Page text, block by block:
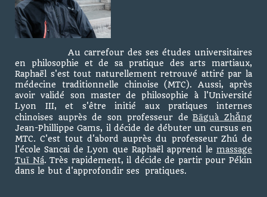
Au carrefour des ses études universitaires
en philosophie et de sa pratique des arts martiaux,
Raphaël s'est tout naturellement retrouvé attiré par la
médecine traditionnelle chinoise (MTC). Aussi, après
avoir validé son master de philosophie à l'Université
Lyon III, et s'être initié aux pratiques internes
chinoises auprès de son professeur deBāguàZhǎng
Jean-Phillippe Gams, il décide de débuter un cursus en
MTC. C'est tout d'abord auprès du professeur Zhú de
l'école Sancai de Lyon que Raphaël apprend le massage
Tuī Ná. Très rapidement, il décide de partir pour Pékin
dans le but d'approfondir ses pratiques.